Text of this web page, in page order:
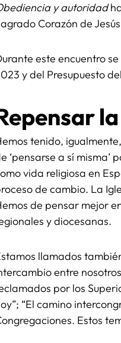
y autoridad
Corazón de
este encuentro
y del Presupuesto
tenido,
‘pensarse a sí
vida religiosa en
de cambio. La
de pensar mejor
y diocesanas.
llamados
entre
por los
“El camino
Estos